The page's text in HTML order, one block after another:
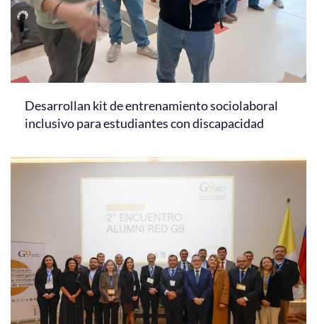
Desarrollan kit de entrenamiento sociolaboral
inclusivo para estudiantes con discapacidad